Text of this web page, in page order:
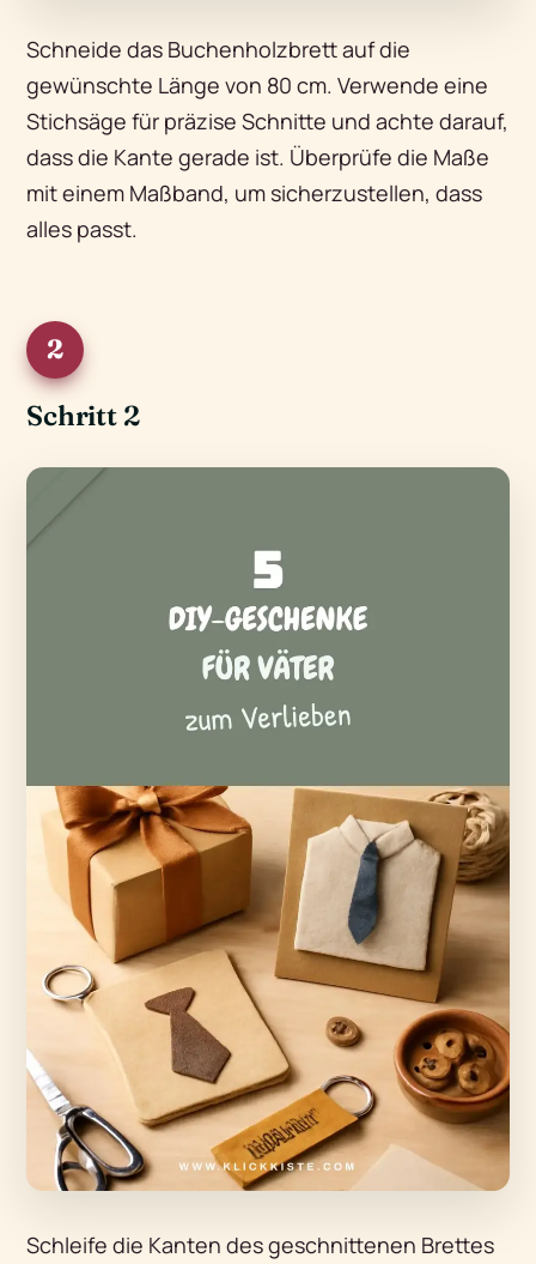
Schneide das Buchenholzbrett auf die
gewünschte Länge von 80 cm. Verwende eine
Stichsäge für präzise Schnitte und achte darauf,
dass die Kante gerade ist. Überprüfe die Maße
mit einem Maßband, um sicherzustellen, dass
alles passt.
2
Schritt 2
Schleife die Kanten des geschnittenen Brettes